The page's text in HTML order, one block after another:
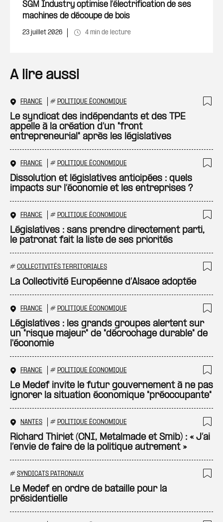
SGM Industry optimise l’électrification de ses
machines de découpe de bois
23 juillet 2026 4 min de lecture
A lire aussi
FRANCE # POLITIQUE ÉCONOMIQUE
Le syndicat des indépendants et des TPE
appelle à la création d’un "front
entrepreneurial" après les législatives
FRANCE # POLITIQUE ÉCONOMIQUE
Dissolution et législatives anticipées : quels
impacts sur l’économie et les entreprises ?
FRANCE # POLITIQUE ÉCONOMIQUE
Législatives : sans prendre directement parti,
le patronat fait la liste de ses priorités
# COLLECTIVITÉS TERRITORIALES
La Collectivité Européenne d’Alsace adoptée
FRANCE # POLITIQUE ÉCONOMIQUE
Législatives : les grands groupes alertent sur
un "risque majeur" de "décrochage durable" de
l'économie
FRANCE # POLITIQUE ÉCONOMIQUE
Le Medef invite le futur gouvernement à ne pas
ignorer la situation économique "préoccupante"
NANTES # POLITIQUE ÉCONOMIQUE
Richard Thiriet (CNI, Metalmade et Smib) : « J’ai
l’envie de faire de la politique autrement »
# SYNDICATS PATRONAUX
Le Medef en ordre de bataille pour la
présidentielle